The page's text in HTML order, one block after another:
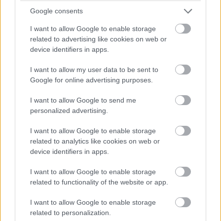
Google consents
I want to allow Google to enable storage
related to advertising like cookies on web or
device identifiers in apps.
I want to allow my user data to be sent to
Google for online advertising purposes.
I want to allow Google to send me
personalized advertising.
I want to allow Google to enable storage
related to analytics like cookies on web or
device identifiers in apps.
I want to allow Google to enable storage
related to functionality of the website or app.
I want to allow Google to enable storage
related to personalization.
jelentés, a közösségi játék és a szórakozás gyakran
elválaszthatatlanul összekapcsolódott.
8. Aratódalokkal és tréfákkal tették
elviselhetőbbé a munkát
A kézi aratás fizikailag megterhelő, monoton és
kezdődhetett, és kisebb megszakításokkal estig
tarthatott.
Az éneklés segíthetett fenntartani a munkaritmust,
összekovácsolta a csoportot, és elterelte a figyelmet a
Az aratódalokat nem feltétlenül folyamatosan, kaszálás
kezdéskor, a befejezéskor vagy a pihenők idején is
megszólalhattak. A gépesítés és az egyre gyorsabb